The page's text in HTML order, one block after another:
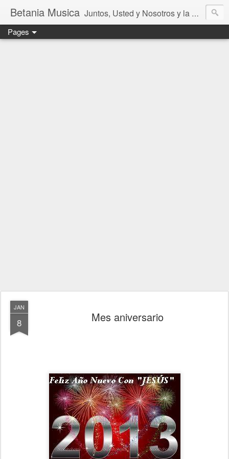
Betania Musica Juntos, Usted y Nosotros y la Música de Betania
Pages
JAN
8 Mes aniversario